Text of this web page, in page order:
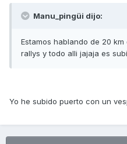
Manu_pingüi dijo:
Estamos hablando de 20
rallys y todo alli jajaja es
Yo he subido puerto con un